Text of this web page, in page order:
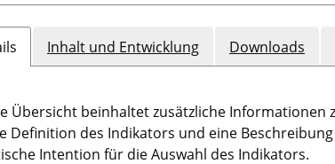
Inhalt und Entwicklung Downloads
Übersicht beinhaltet zusätzliche
Definition des Indikators und eine
Intention für die Auswahl des Indikators.